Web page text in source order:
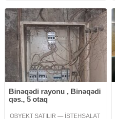
Binəqədi rayonu , Binəqədi
qəs., 5 otaq
OBYEKT SATILIR — İSTEHSALAT